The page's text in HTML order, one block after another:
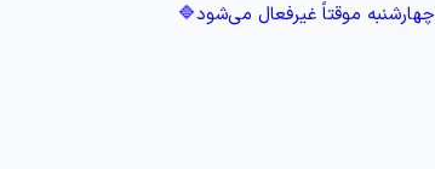
چهارشنبه موقتاً غیرفعال می‌شود🔷